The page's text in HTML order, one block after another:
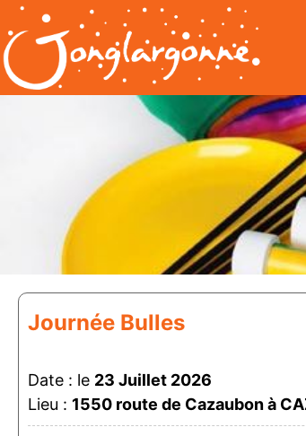
Journée Bulles
Date : le 23 Juillet 2026
Lieu : 1550 route de Cazaubon à